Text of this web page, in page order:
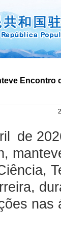
de
nas